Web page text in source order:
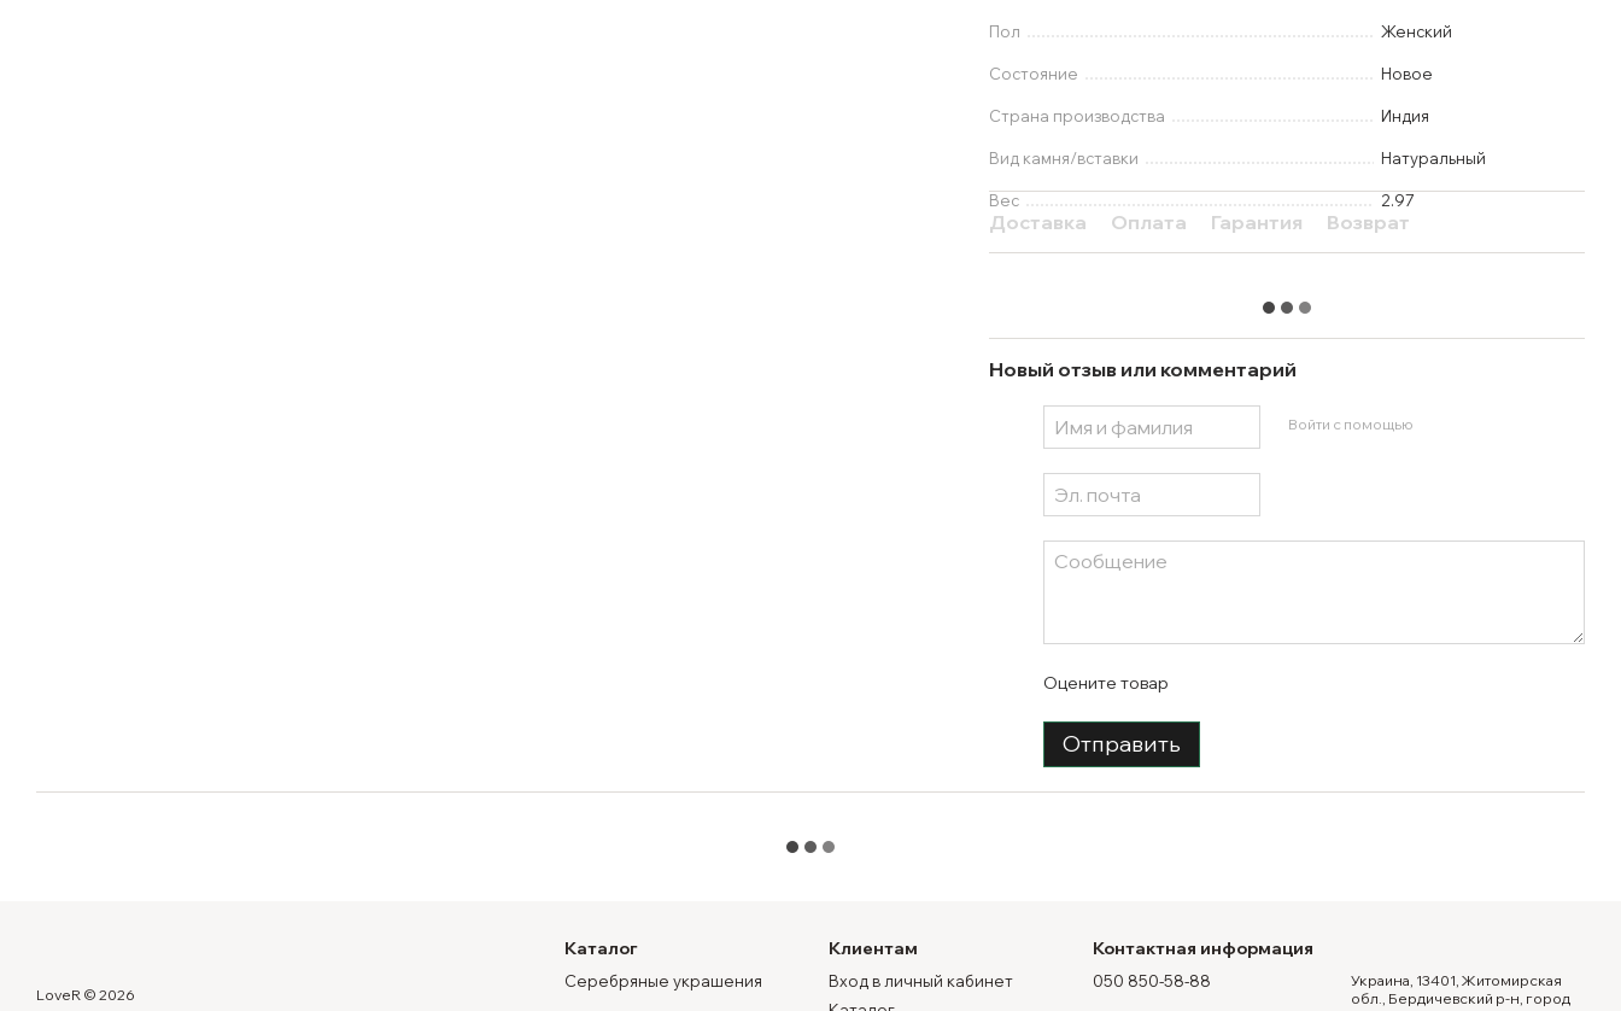
Пол Женский
Состояние Новое
Страна производства Индия
Вид камня/вставки Натуральный
Вес 2.97
Доставка Оплата Гарантия Возврат
Новый отзыв или комментарий
Войти с помощью
Оцените товар
Отправить
LoveR © 2026
Каталог
Серебряные украшения
Клиентам
Вход в личный кабинет
Контактная информация
050 850-58-88
Украина, 13401, Житомирская
обл., Бердичевский р-н, город